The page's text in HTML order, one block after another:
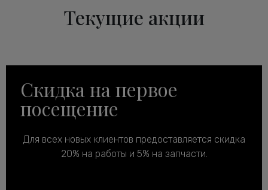
Текущие акции
Скидка на первое
посещение
Для всех новых клиентов предоставляется скидка
20% на работы и 5% на запчасти.